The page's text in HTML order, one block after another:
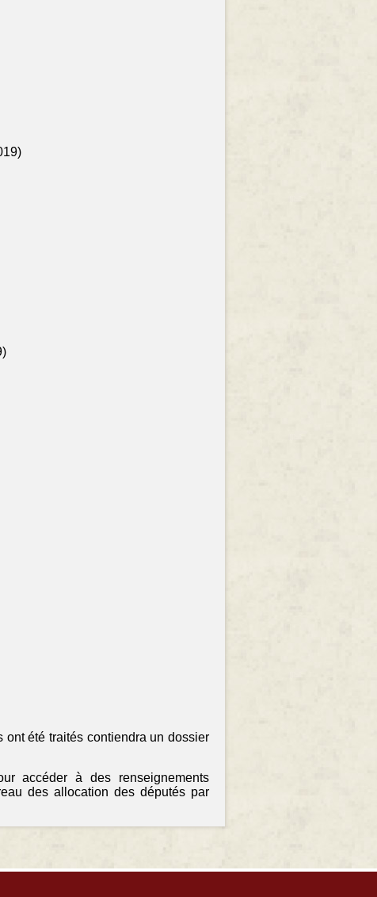
été traités contiendra un dossier
accéder à des renseignements
des allocation des députés par